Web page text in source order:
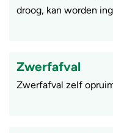
droog, kan worden
Zwerfafval
Zwerfafval zelf